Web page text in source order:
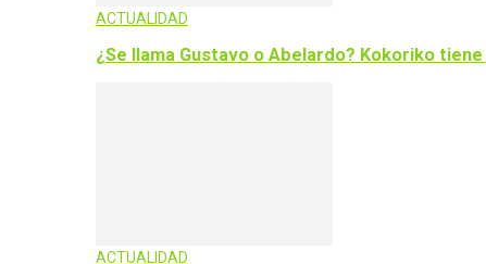
ACTUALIDAD
¿Se llama Gustavo o Abelardo? Kokoriko
ACTUALIDAD